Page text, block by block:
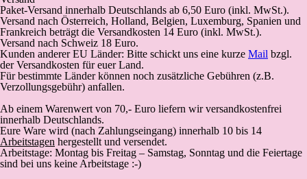
Paket-Versand innerhalb Deutschlands ab 6,50 Euro (inkl. MwSt.).
Versand nach Österreich, Holland, Belgien, Luxemburg, Spanien und
Frankreich beträgt die Versandkosten 14 Euro (inkl. MwSt.).
Versand nach Schweiz 18 Euro.
Kunden anderer EU Länder: Bitte schickt uns eine kurze Mail bzgl.
der Versandkosten für euer Land.
Für bestimmte Länder können noch zusätzliche Gebühren (z.B.
Verzollungsgebühr) anfallen.
Ab einem Warenwert von 70,- Euro liefern wir versandkostenfrei
innerhalb Deutschlands.
Eure Ware wird (nach Zahlungseingang) innerhalb 10 bis 14
Arbeitstagen hergestellt und versendet.
Arbeitstage: Montag bis Freitag – Samstag, Sonntag und die Feiertage
sind bei uns keine Arbeitstage :-)